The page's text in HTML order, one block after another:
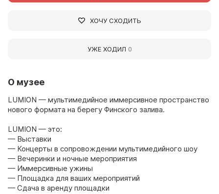
О музее
LUMION — мультимедийное иммерсивное пространство
нового формата на берегу Финского залива.
LUMION — это:
— Выставки
— Концерты в сопровождении мультимедийного шоу
— Вечеринки и ночные мероприятия
— Иммерсивные ужины
— Площадка для ваших мероприятий
— Сдача в аренду площадки
ХОЧУ СХОДИТЬ
УЖЕ ХОДИЛ 0